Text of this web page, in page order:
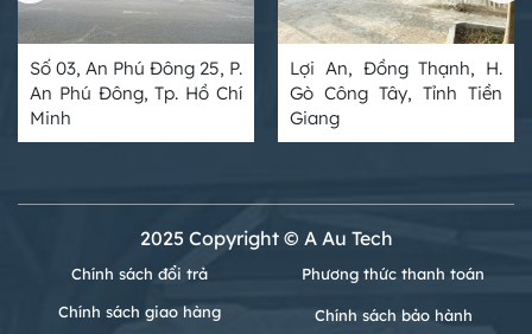
Số 03, An Phú Đông 25, P.
An Phú Đông, Tp. Hồ Chí
Minh
Lợi An, Đồng Thạnh, H.
Gò Công Tây, Tỉnh Tiền
Giang
2025 Copyright © A Au Tech
Chính sách đổi trả
Phương thức thanh toán
Chính sách giao hàng
Chính sách bảo hành